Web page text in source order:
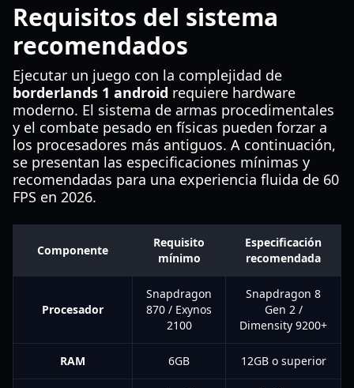
Requisitos del sistema
recomendados
Ejecutar un juego con la complejidad de
borderlands 1 android requiere hardware
moderno. El sistema de armas procedimentales
y el combate pesado en físicas pueden forzar a
los procesadores más antiguos. A continuación,
se presentan las especificaciones mínimas y
recomendadas para una experiencia fluida de 60
FPS en 2026.
Componente
Requisito
mínimo
Especificación
recomendada
Procesador
Snapdragon
870 / Exynos
2100
Snapdragon 8
Gen 2 /
Dimensity 9200+
RAM 6GB 12GB o superior